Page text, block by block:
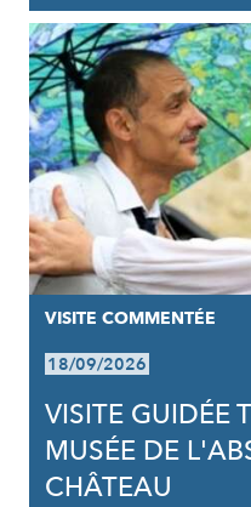
VISITE COMMENTÉE
18/09/2026
VISITE GUIDÉE
MUSÉE DE
CHÂTEAU